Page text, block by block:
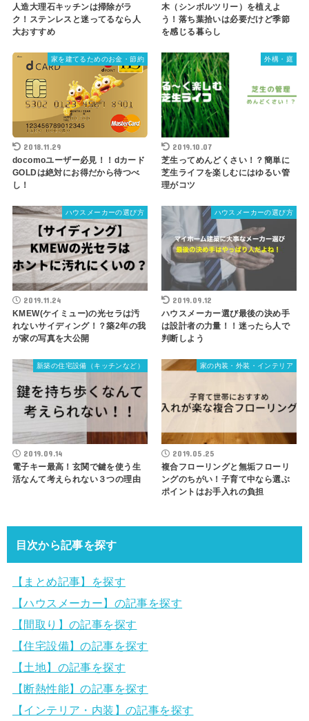
人造大理石キッチンは掃除がラ
ク！ステンレスと迷ってるなら人
大おすすめ
木（シンボルツリー）を植えよ
う！落ち葉拾いは必要だけど季節
を感じる暮らし
家を建てるためのお金・節約
2018.11.29
docomoユーザー必見！！dカード
GOLDは絶対にお得だから待つべ
し！
外構・庭
2019.10.07
芝生ってめんどくさい！？簡単に
芝生ライフを楽しむにはゆるい管
理がコツ
ハウスメーカーの選び方
2019.11.24
KMEW(ケイミュー)の光セラは汚
れないサイディング！？築2年の我
が家の写真を大公開
ハウスメーカーの選び方
2019.09.12
ハウスメーカー選び最後の決め手
は設計者の力量！！迷ったら人で
判断しよう
新築の住宅設備（キッチンなど）
2019.09.14
電子キー最高！玄関で鍵を使う生
活なんて考えられない３つの理由
家の内装・外装・インテリア
2019.05.25
複合フローリングと無垢フローリ
ングのちがい！子育て中なら選ぶ
ポイントはお手入れの負担
目次から記事を探す
【まとめ記事】を探す
【ハウスメーカー】の記事を探す
【間取り】の記事を探す
【住宅設備】の記事を探す
【土地】の記事を探す
【断熱性能】の記事を探す
【インテリア・内装】の記事を探す